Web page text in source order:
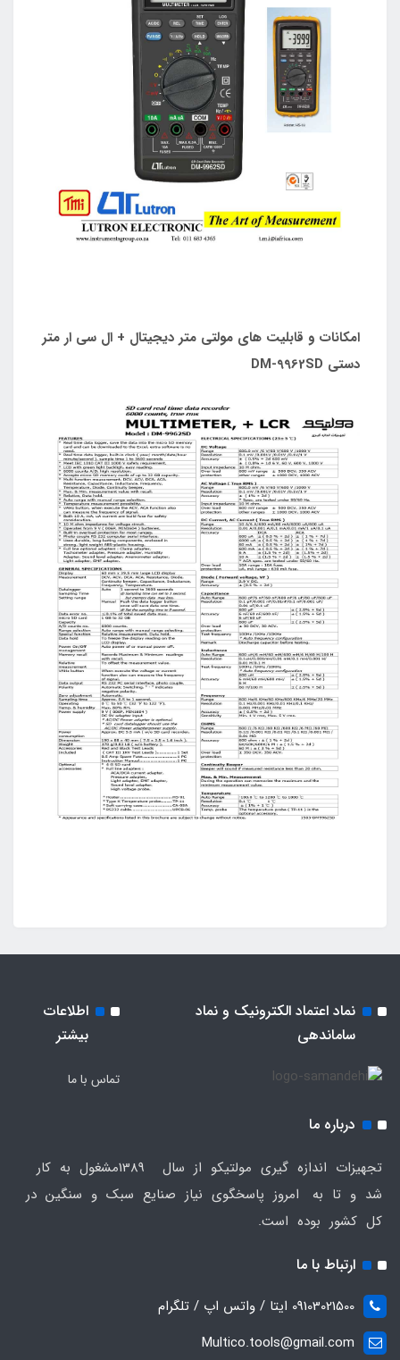
امکانات و قابلیت های مولتی متر دیجیتال + ال سی ار متر
دستی DM-9962SD
نماد اعتماد الکترونیک و نماد
ساماندهی
اطلاعات
بیشتر
تماس با ما
درباره ما
تجهیزات اندازه گیری مولتیکو از سال 1389مشغول به کار
شد و تا به امروز پاسخگوی نیاز صنایع سبک و سنگین در
کل کشور بوده است.
ارتباط با ما
09103021500 ایتا / واتس اپ / تلگرام
Multico.tools@gmail.com